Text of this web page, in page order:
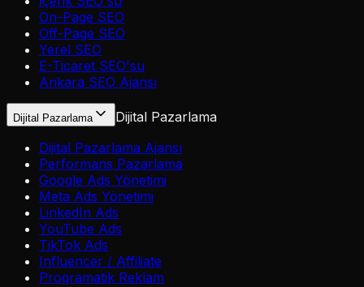
On-Page SEO
Off-Page SEO
Yerel SEO
E-Ticaret SEO'su
Ankara SEO Ajansı
Dijital Pazarlama
Dijital Pazarlama
Dijital Pazarlama Ajansı
Performans Pazarlama
Google Ads Yönetimi
Meta Ads Yönetimi
LinkedIn Ads
YouTube Ads
TikTok Ads
Influencer / Affiliate
Programatik Reklam